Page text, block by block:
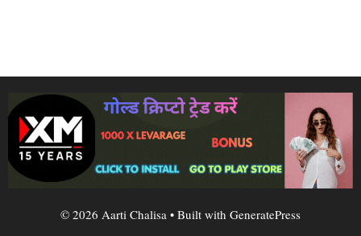
© 2026 Aarti Chalisa • Built with GeneratePress